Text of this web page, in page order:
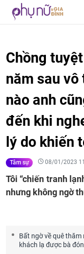
Chồng
năm sau
nào anh
đến khi
lý do khiến
Tâm sự 08/01/2023
Tôi “chiến tranh
nhưng không ngờ
Bất ngờ về quê
khách lạ được bà